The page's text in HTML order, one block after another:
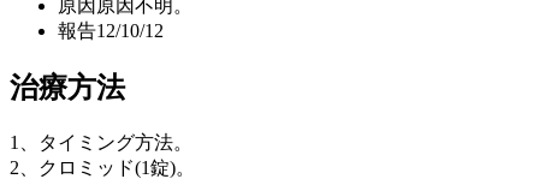
原因 原因不明。
報告12/10/12
治療方法
1、タイミング方法。
2、クロミッド(1錠)。